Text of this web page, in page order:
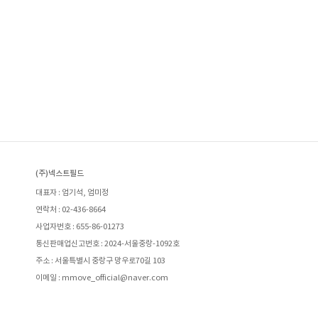
(주)넥스트필드
대표자 : 엄기석, 엄미정
연락처 : 02-436-8664
사업자번호 : 655-86-01273
통신판매업신고번호 : 2024-서울중랑-1092호
주소 : 서울특별시 중랑구 망우로70길 103
이메일 : mmove_official@naver.com